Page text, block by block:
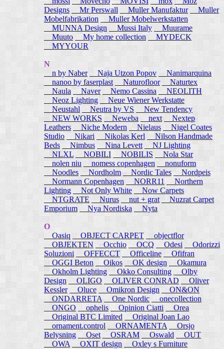
Designs
Mr Perswall Muller Manufaktur
Muller
Mobelfabrikation
Muller Mobelwerkstatten
MUNNA Design
Mussi Italy
Muurame
Muuto My home collection
MYDECK
MYYOUR
N
n by Naber
Naja Utzon Popov
Nanimarquina
nanoo by faserplast
Naturofloor
Naturtex
Naula
Naver Nemo Cassina
NEOLITH
Neoz Lighting
Neue Wiener Werkstatte
Neustahl
Neutra by VS
New Tendency
NEW WORKS
Neweba next
Nextep
Leathers
Niche Modern Nielaus
Nigel Coates
Studio
Nikari Nikolas Kerl
Nilson Handmade
Beds
Nimbus Nina Levett
NJ Lighting
NLXL
NOBILI NOBILIS
Nola Star
nolen niu
nomess copenhagen
nonuform
Noodles
Nordholm Nordic Tales
Nordpeis
Normann Copenhagen
NORR11
Northern
Lighting
Not Only White
Now Carpets
NTGRATE
Nurus nut + grat
Nuzrat Carpet
Emporium
Nya Nordiska Nyta
O
Oasiq
OBJECT CARPET
objectflor
OBJEKTEN
Occhio OCQ Odesi
Odorizzi
Soluzioni
OFFECCT Officeline
Ofifran
OGGI Beton
Oikos OK design
Okamura
Okholm Lighting
Okko Consulting
Olby
Design
OLIGO OLIVER CONRAD
Oliver
Kessler
Oluce Omikron Design
ON&ON
ONDARRETA
One Nordic
onecollection
ONGO
ophelis Opinion Ciatti
Orea
Original BTC Limited
Original Joan Lao
ornament.control
ORNAMENTA
Orsjo
Belysning
Oset OSRAM Oswald
OUT
OWA
OXIT design Oxley s Furniture